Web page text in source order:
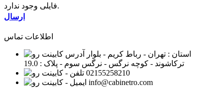
فایلی وجود ندارد.
ارسال
اطلاعات تماس
استان : تهران - رباط کریم - بلوار
ترکاشوند - کوچه نرگس - نرگس سوم - پلاک : 19.0
02155258210
info@cabinetro.com